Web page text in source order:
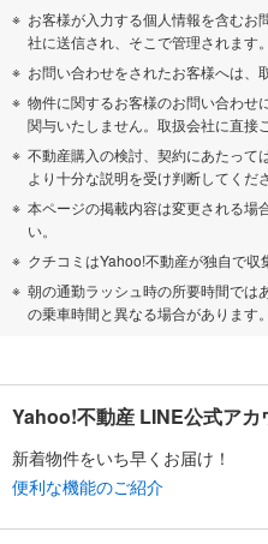
お客様が入力する個人情報を含むお
社に送信され、そこで管理されます。
お問い合わせをされたお客様へは、
物件に関するお客様のお問い合わせ
関与いたしません。取扱会社に直接
不動産購入の検討、契約にあたって
より十分な説明を受け判断してくださ
本ページの掲載内容は変更される場
い。
クチコミはYahoo!不動産が独自で収
朝の通勤ラッシュ時の所要時間では
の乗車時間と異なる場合があります。
Yahoo!不動産 LINE公式アカ
新着物件をいち早くお届け！
便利な機能のご紹介